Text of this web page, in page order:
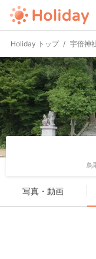
Holiday トップ 宇倍神
鳥
写真・動画